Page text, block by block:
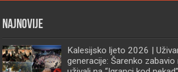
Najnovije
Kalesijsko ljeto 2026 |
generacije: Šarenko